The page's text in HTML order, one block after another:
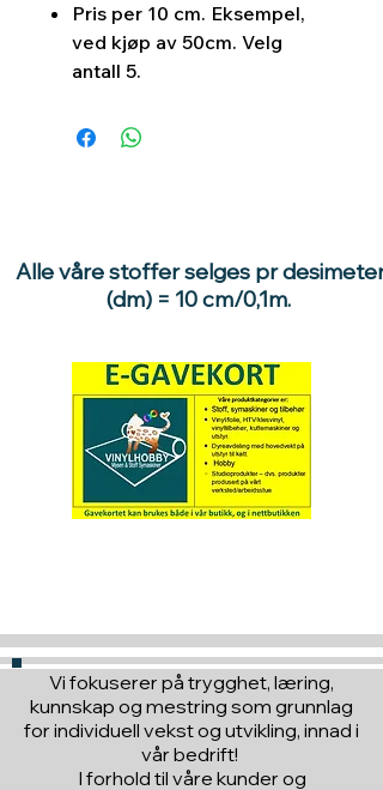
Pris per 10 cm. Eksempel,
ved kjøp av 50cm. Velg
antall 5.
Alle våre stoffer selges pr desimeter
(dm) = 10 cm/0,1m.
Vi fokuserer på trygghet, læring,
kunnskap og mestring som grunnlag
for individuell vekst og utvikling, innad i
vår bedrift!
I forhold til våre kunder og